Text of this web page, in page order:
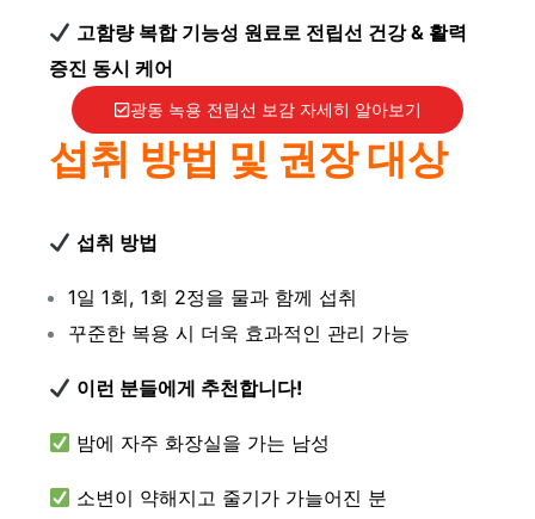
고함량 복합 기능성 원료로 전립선 건강 & 활력
증진 동시 케어
광동 녹용 전립선 보감 자세히 알아보기
섭취 방법 및 권장 대상
섭취 방법
1일 1회, 1회 2정을 물과 함께 섭취
꾸준한 복용 시 더욱 효과적인 관리 가능
이런 분들에게 추천합니다!
밤에 자주 화장실을 가는 남성
소변이 약해지고 줄기가 가늘어진 분